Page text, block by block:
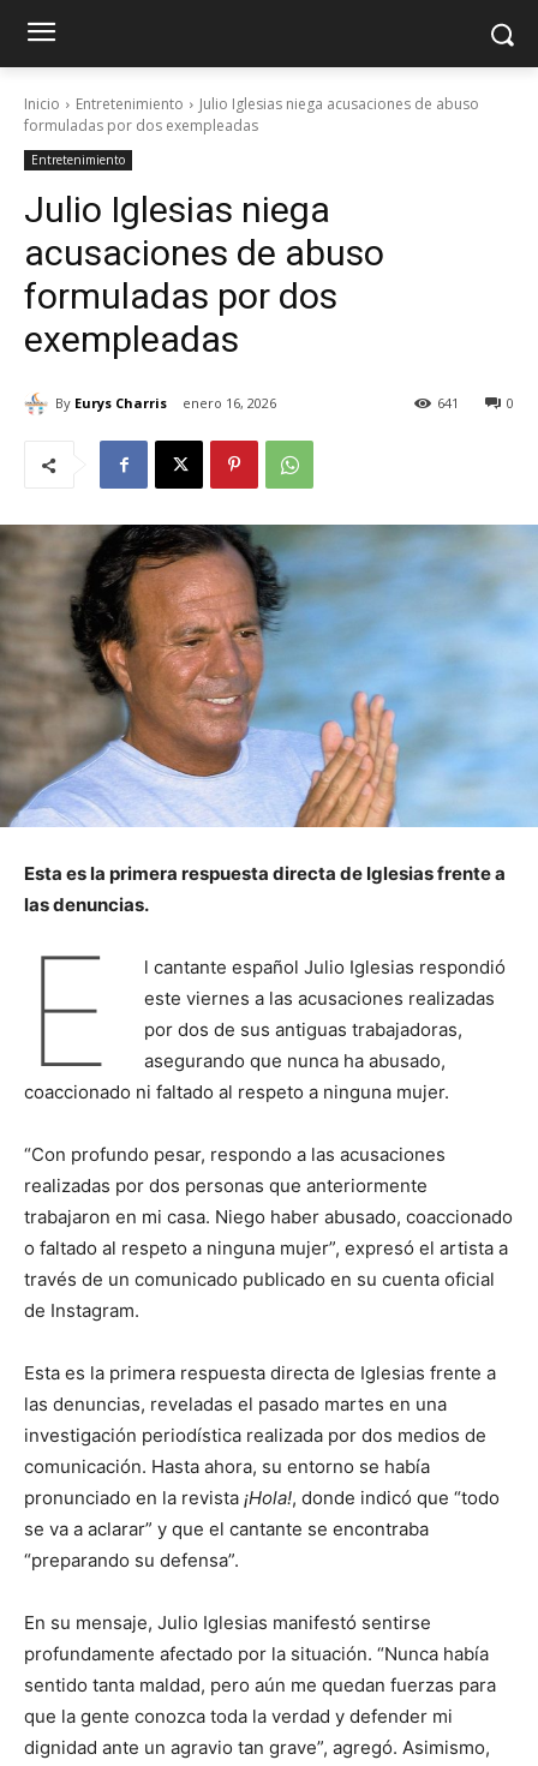
Inicio Entretenimiento
Julio Iglesias niega acusaciones de abuso
formuladas por dos exempleadas
Entretenimiento
Julio Iglesias niega
acusaciones de abuso
formuladas por dos
exempleadas
By Eurys Charris enero 16, 2026 0
641
Esta es la primera respuesta directa de Iglesias frente a
las denuncias.
E
l cantante español Julio Iglesias respondió
este viernes a las acusaciones realizadas
por dos de sus antiguas trabajadoras,
asegurando que nunca ha abusado,
coaccionado ni faltado al respeto a ninguna mujer.
“Con profundo pesar, respondo a las acusaciones
realizadas por dos personas que anteriormente
trabajaron en mi casa. Niego haber abusado, coaccionado
o faltado al respeto a ninguna mujer”, expresó el artista a
través de un comunicado publicado en su cuenta oficial
de Instagram.
Esta es la primera respuesta directa de Iglesias frente a
las denuncias, reveladas el pasado martes en una
investigación periodística realizada por dos medios de
comunicación. Hasta ahora, su entorno se había
pronunciado en la revista ¡Hola!, donde indicó que “todo
se va a aclarar” y que el cantante se encontraba
“preparando su defensa”.
En su mensaje, Julio Iglesias manifestó sentirse
profundamente afectado por la situación. “Nunca había
sentido tanta maldad, pero aún me quedan fuerzas para
que la gente conozca toda la verdad y defender mi
dignidad ante un agravio tan grave”, agregó. Asimismo,